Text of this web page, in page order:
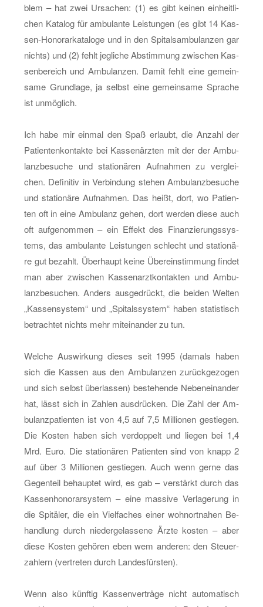
blem – hat zwei Ur­sa­chen: (1) es gibt kei­nen ein­heit­li­
chen Ka­ta­log für am­bu­lan­te Leis­tun­gen (es gibt 14 Kas­
sen-Ho­no­rar­ka­ta­lo­ge und in den Spi­tals­am­bu­lan­zen gar
nichts) und (2) fehlt jeg­li­che Ab­stim­mung zwi­schen Kas­
sen­be­reich und Am­bu­lan­zen. Damit fehlt eine ge­mein­
sa­me Grund­la­ge, ja selbst eine ge­mein­sa­me Spra­che
ist un­mög­lich.
Ich habe mir ein­mal den Spaß er­laubt, die An­zahl der
Pa­ti­en­ten­kon­tak­te bei Kas­sen­ärz­ten mit der der Am­bu­
lanz­be­su­che und sta­tio­nä­ren Auf­nah­men zu ver­glei­
chen. De­fi­ni­tiv in Ver­bin­dung ste­hen Am­bu­lanz­be­su­che
und sta­tio­nä­re Auf­nah­men. Das heißt, dort, wo Pa­ti­en­
ten oft in eine Am­bu­lanz gehen, dort wer­den diese auch
oft auf­ge­nom­men – ein Ef­fekt des Fi­nan­zie­rungs­sys­
tems, das am­bu­lan­te Leis­tun­gen schlecht und sta­tio­nä­
re gut be­zahlt. Über­haupt keine Über­ein­stim­mung fin­det
man aber zwi­schen Kas­sen­arzt­kon­tak­ten und Am­bu­
lanz­be­su­chen. An­ders aus­ge­drückt, die bei­den Wel­ten
„Kas­sen­sys­tem“ und „Spi­tals­sys­tem“ haben sta­tis­tisch
be­trach­tet nichts mehr mit­ein­an­der zu tun.
Wel­che Aus­wir­kung die­ses seit 1995 (da­mals haben
sich die Kas­sen aus den Am­bu­lan­zen zu­rück­ge­zo­gen
und sich selbst über­las­sen) be­ste­hen­de Ne­ben­ein­an­der
hat, lässt sich in Zah­len aus­drü­cken. Die Zahl der Am­
bu­lanz­pa­ti­en­ten ist von 4,5 auf 7,5 Mil­lio­nen ge­stie­gen.
Die Kos­ten haben sich ver­dop­pelt und lie­gen bei 1,4
Mrd. Euro. Die sta­tio­nä­ren Pa­ti­en­ten sind von knapp 2
auf über 3 Mil­lio­nen ge­stie­gen. Auch wenn gerne das
Ge­gen­teil be­haup­tet wird, es gab – ver­stärkt durch das
Kas­sen­ho­no­rar­sys­tem – eine mas­si­ve Ver­la­ge­rung in
die Spi­tä­ler, die ein Viel­fa­ches einer wohn­ort­na­hen Be­
hand­lung durch nie­der­ge­las­se­ne Ärzte kos­ten – aber
diese Kos­ten ge­hö­ren eben wem an­de­ren: den Steu­er­
zah­lern (ver­tre­ten durch Lan­des­fürs­ten).
Wenn also künf­tig Kas­sen­ver­trä­ge nicht au­to­ma­tisch